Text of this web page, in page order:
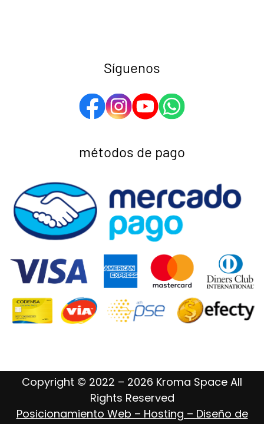
Síguenos
métodos de pago
Copyright © 2022 – 2026 Kroma Space All
Rights Reserved
Posicionamiento Web – Hosting – Diseño de